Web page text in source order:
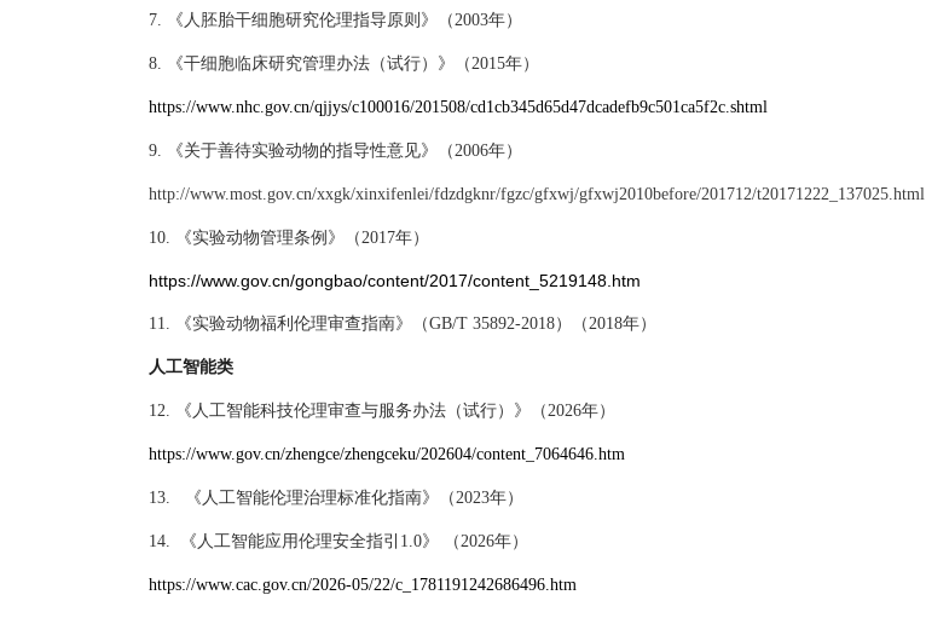
7. 《人胚胎干细胞研究伦理指导原则》（2003年）
8. 《干细胞临床研究管理办法（试行）》 （2015年）
https://www.nhc.gov.cn/qjjys/c100016/201508/cd1cb345d65d47dcadefb9c501ca5f2c.shtml
9. 《关于善待实验动物的指导性意见》（2006年）
http://www.most.gov.cn/xxgk/xinxifenlei/fdzdgknr/fgzc/gfxwj/gfxwj2010before/201712/t20171222_137025.html
10. 《实验动物管理条例》（2017年）
https://www.gov.cn/gongbao/content/2017/content_5219148.htm
11. 《实验动物福利伦理审查指南》（GB/T 35892-2018） （2018年）
人工智能类
12. 《人工智能科技伦理审查与服务办法（试行）》 （2026年）
https://www.gov.cn/zhengce/zhengceku/202604/content_7064646.htm
13. 《人工智能伦理治理标准化指南》（2023年）
14. 《人工智能应用伦理安全指引 1.0》 （2026年）
https://www.cac.gov.cn/2026-05/22/c_1781191242686496.htm